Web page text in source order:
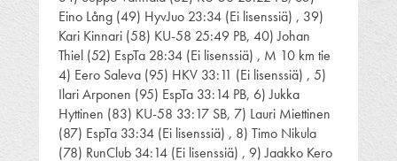
Eino Lång (49) HyvJuo 23:34 (Ei lisenssiä) , 39)
Kari Kinnari (58) KU-58 25:49 PB, 40) Johan
Thiel (52) EspTa 28:34 (Ei lisenssiä) , M 10 km tie
4) Eero Saleva (95) HKV 33:11 (Ei lisenssiä) , 5)
Ilari Arponen (95) EspTa 33:14 PB, 6) Jukka
Hyttinen (83) KU-58 33:17 SB, 7) Lauri Miettinen
(87) EspTa 33:34 (Ei lisenssiä) , 8) Timo Nikula
(78) RunClub 34:14 (Ei lisenssiä) , 9) Jaakko Kero